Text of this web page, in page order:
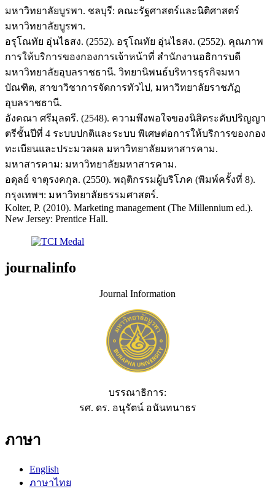
มหาวิทยาลัยบูรพา. ชลบุรี: คณะรัฐศาสตร์และนิติศาสตร์
มหาวิทยาลัยบูรพา.
อรุโณทัย อุ่นไธสง. (2552). อรุโณทัย อุ่นไธสง. (2552). คุณภาพ
การให้บริการของกองการเจ้าหน้าที่ สํานักงานอธิการบดี
มหาวิทยาลัยอุบลราชธานี. วิทยานิพนธ์บริหารธุรกิจมหา
บัณฑิต, สาขาวิชาการจัดการทัวไป, มหาวิทยาลัยราชภัฏ
อุบลราชธานี.
อังคณา ศรีมุลตรี. (2548). ความพึงพอใจของนิสิตระดับปริญญา
ตรีชั้นปีที่ 4 ระบบปกติและระบบ พิเศษต่อการให้บริการของกอง
ทะเบียนและประมวลผล มหาวิทยาลัยมหาสารคาม.
มหาสารคาม: มหาวิทยาลัยมหาสารคาม.
อดุลย์ จาตุรงคกุล. (2550). พฤติกรรมผู้บริโภค (พิมพ์ครั้งที่ 8).
กรุงเทพฯ: มหาวิทยาลัยธรรมศาสตร์.
Kolter, P. (2010). Marketing management (The Millennium ed.).
New Jersey: Prentice Hall.
journalinfo
Journal Information
บรรณาธิการ:
รศ. ดร. อนุรัตน์ อนันทนาธร
ภาษา
English
ภาษาไทย